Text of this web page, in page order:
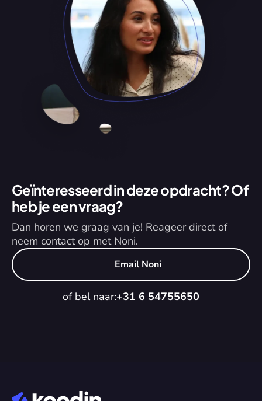
Geïnteresseerd in deze opdracht? Of
heb je een vraag?
Dan horen we graag van je! Reageer direct of
neem contact op met Noni.
Email Noni
of bel naar:+31 6 54755650